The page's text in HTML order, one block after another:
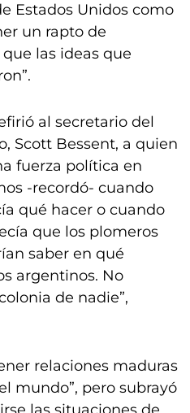
Estados Unidos como
un rapto de
las ideas que
al secretario del
Scott Bessent, a quien
fuerza política en
-recordó- cuando
qué hacer o cuando
que los plomeros
saber en qué
argentinos. No
de nadie”,
relaciones maduras
mundo”, pero subrayó